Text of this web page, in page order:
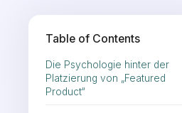
Table of Contents
Die Psychologie hinter der
Platzierung von „Featured
Product“